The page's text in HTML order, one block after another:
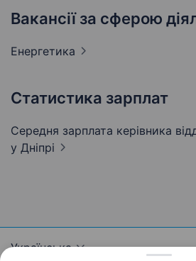
Вакансії за сферою
Енергетика
Статистика зарплат
Середня зарплата керівника
у Дніпрі
Українська